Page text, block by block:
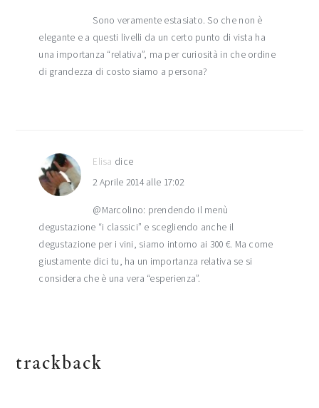
Sono veramente estasiato. So che non è
elegante e a questi livelli da un certo punto di vista ha
una importanza “relativa”, ma per curiosità in che ordine
di grandezza di costo siamo a persona?
Elisa dice
2 Aprile 2014 alle 17:02
@Marcolino: prendendo il menù
degustazione “i classici” e scegliendo anche il
degustazione per i vini, siamo intorno ai 300 €. Ma come
giustamente dici tu, ha un importanza relativa se si
considera che è una vera “esperienza”.
trackback